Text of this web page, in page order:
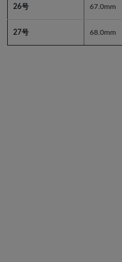
26号 67.0mm
27号 68.0mm